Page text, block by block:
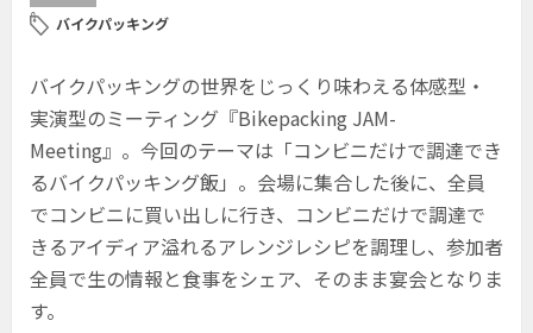
バイクパッキング
バイクパッキングの世界をじっくり味わえる体感型・
実演型のミーティング『Bikepacking JAM-
Meeting』。今回のテーマは「コンビニだけで調達でき
るバイクパッキング飯」。会場に集合した後に、全員
でコンビニに買い出しに行き、コンビニだけで調達で
きるアイディア溢れるアレンジレシピを調理し、参加者
全員で生の情報と食事をシェア、そのまま宴会となりま
す。